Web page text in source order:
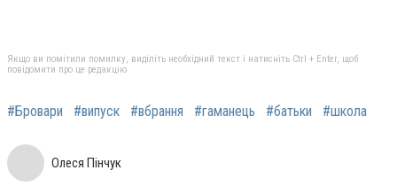
Якщо ви помітили помилку, виділіть необхідний текст і натисніть Ctrl + Enter, щоб
повідомити про це редакцію
#Бровари #випуск #вбрання #гаманець #батьки #школа
Олеся Пінчук